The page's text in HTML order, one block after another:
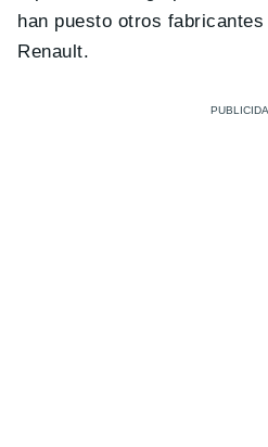
han puesto otros
Renault.